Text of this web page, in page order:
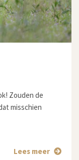
Zouden de
misschien
Lees meer